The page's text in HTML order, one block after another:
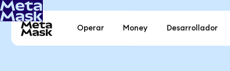
Operar Money Desarrollador